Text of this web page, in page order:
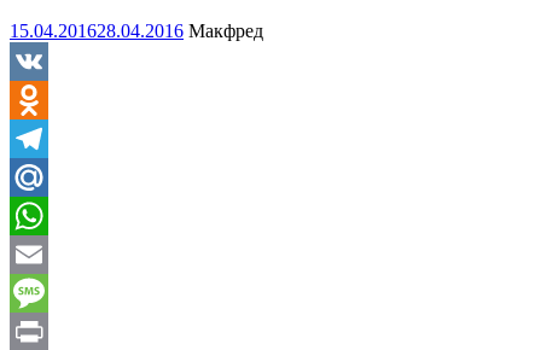
15.04.201628.04.2016 Макфред
VK
Odnoklassniki
Telegram
Mail.Ru
WhatsApp
Email
Message